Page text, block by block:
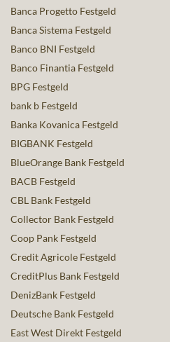
Banca Progetto Festgeld
Banca Sistema Festgeld
Banco BNI Festgeld
Banco Finantia Festgeld
BPG Festgeld
bank b Festgeld
Banka Kovanica Festgeld
BIGBANK Festgeld
BlueOrange Bank Festgeld
BACB Festgeld
CBL Bank Festgeld
Collector Bank Festgeld
Coop Pank Festgeld
Credit Agricole Festgeld
CreditPlus Bank Festgeld
DenizBank Festgeld
Deutsche Bank Festgeld
East West Direkt Festgeld